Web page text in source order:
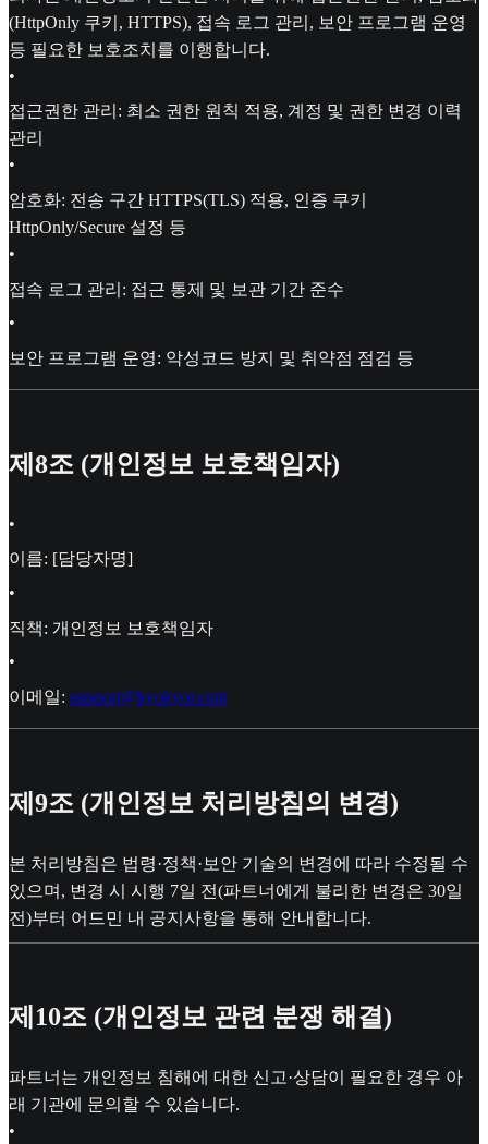
(HttpOnly 쿠키, HTTPS), 접속 로그 관리, 보안 프로그램 운영
등 필요한 보호조치를 이행합니다.
•
접근권한 관리: 최소 권한 원칙 적용, 계정 및 권한 변경 이력
관리
•
암호화: 전송 구간 HTTPS(TLS) 적용, 인증 쿠키
HttpOnly/Secure 설정 등
•
접속 로그 관리: 접근 통제 및 보관 기간 준수
•
보안 프로그램 운영: 악성코드 방지 및 취약점 점검 등
제8조 (개인정보 보호책임자)
•
이름: [담당자명]
•
직책: 개인정보 보호책임자
•
이메일: support@kyokyoi.com
제9조 (개인정보 처리방침의 변경)
본 처리방침은 법령·정책·보안 기술의 변경에 따라 수정될 수
있으며, 변경 시 시행 7일 전(파트너에게 불리한 변경은 30일
전)부터 어드민 내 공지사항을 통해 안내합니다.
제10조 (개인정보 관련 분쟁 해결)
파트너는 개인정보 침해에 대한 신고·상담이 필요한 경우 아
래 기관에 문의할 수 있습니다.
•